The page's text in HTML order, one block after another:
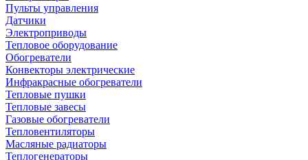
Пульты управления
Датчики
Электроприводы
Тепловое оборудование
Обогреватели
Конвекторы электрические
Инфракрасные обогреватели
Тепловые пушки
Тепловые завесы
Газовые обогреватели
Тепловентиляторы
Масляные радиаторы
Теплогенераторы